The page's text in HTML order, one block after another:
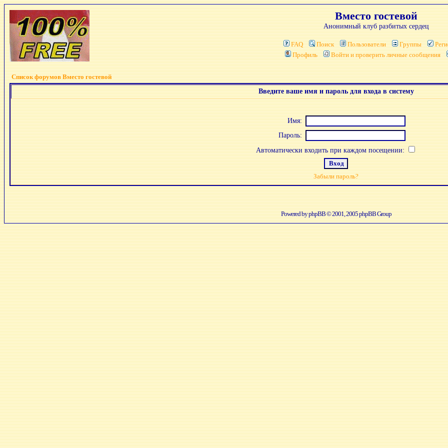
Вместо гостевой
Анонимный клуб разбитых сердец
FAQ Поиск Пользователи Группы
Профиль
Войти и проверить личные сообщения
Список форумов Вместо гостевой
Введите ваше имя и пароль для входа в систему
Имя:
Пароль:
Автоматически входить при каждом посещении:
Забыли пароль?
Powered byphpBB© 2001, 2005 phpBB Group